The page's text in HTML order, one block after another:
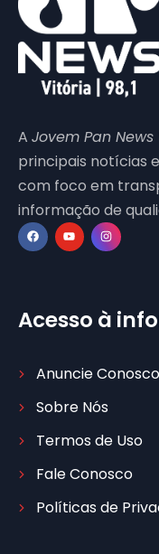
A Jovem Pan
principais notícias
com foco em
informação de
Acesso à
Anuncie Conosco
Sobre Nós
Termos de Uso
Fale Conosco
Políticas de